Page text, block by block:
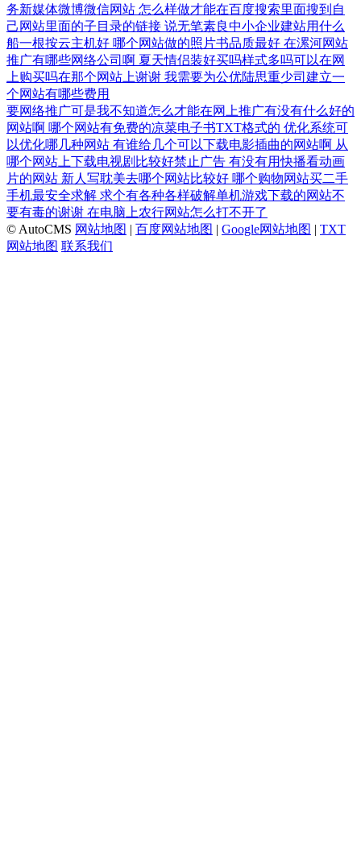
务新媒体微博微信网站 怎么样做才能在百度搜索里面搜到自
己网站里面的子目录的链接 说无笔素良中小企业建站用什么
船一根按云主机好 哪个网站做的照片书品质最好 在漯河网站
推广有哪些网络公司啊 夏天情侣装好买吗样式多吗可以在网
上购买吗在那个网站上谢谢 我需要为公优陆思重少司建立一
个网站有哪些费用
要网络推广可是我不知道怎么才能在网上推广有没有什么好的
网站啊 哪个网站有免费的凉菜电子书TXT格式的 优化系统可
以优化哪几种网站 有谁给几个可以下载电影插曲的网站啊 从
哪个网站上下载电视剧比较好禁止广告 有没有用快播看动画
片的网站 新人写耽美去哪个网站比较好 哪个购物网站买二手
手机最安全求解 求个有各种各样破解单机游戏下载的网站不
要有毒的谢谢 在电脑上农行网站怎么打不开了
© AutoCMS 网站地图 | 百度网站地图 | Google网站地图 | TXT
网站地图 联系我们